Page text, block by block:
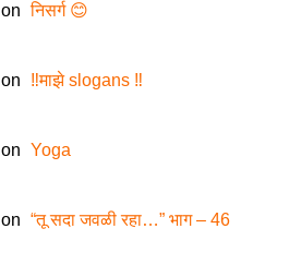
on निसर्ग 😊
on ‼️माझे slogans ‼️
on Yoga
on “तू सदा जवळी रहा…” भाग – 46